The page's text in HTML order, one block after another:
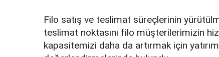
Filo satış ve teslimat süreçlerinin
teslimat noktasını filo müşterilerimizin
kapasitemizi daha da artırmak için